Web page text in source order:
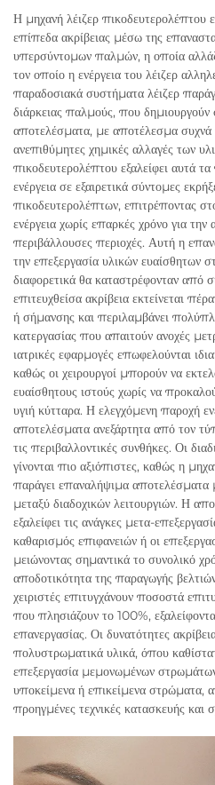
Η μηχανή λέιζερ πικοδευτερολέπτου
επίπεδα ακρίβειας μέσω της
υπερσύντομων παλμών, η οποία
τον οποίο η ενέργεια του λέιζερ
παραδοσιακά συστήματα λέιζερ
διάρκειας παλμούς, που δημιουργούν
αποτελέσματα, με αποτέλεσμα
ανεπιθύμητες χημικές αλλαγές των
πικοδευτερολέπτου εξαλείφει αυτά
ενέργεια σε εξαιρετικά σύντομες
πικοδευτερολέπτων, επιτρέποντας
ενέργεια χωρίς επαρκές χρόνο για
περιβάλλουσες περιοχές. Αυτή η
την επεξεργασία υλικών ευαίσθητων
διαφορετικά θα καταστρέφονταν από
επιτευχθείσα ακρίβεια εκτείνεται
ή σήμανσης και περιλαμβάνει
κατεργασίας που απαιτούν ανοχές
ιατρικές εφαρμογές επωφελούνται
καθώς οι χειρουργοί μπορούν να
ευαίσθητους ιστούς χωρίς να
υγιή κύτταρα. Η ελεγχόμενη παροχή
αποτελέσματα ανεξάρτητα από τον
τις περιβαλλοντικές συνθήκες. Οι
γίνονται πιο αξιόπιστες, καθώς η
παράγει επαναλήψιμα αποτελέσματα
μεταξύ διαδοχικών λειτουργιών. Η
εξαλείφει τις ανάγκες μετα-
καθαρισμός επιφανειών ή οι
μειώνοντας σημαντικά το συνολικό
αποδοτικότητα της παραγωγής
χειριστές επιτυγχάνουν ποσοστά
που πλησιάζουν το 100%,
επανεργασίας. Οι δυνατότητες
πολυστρωματικά υλικά, όπου
επεξεργασία μεμονωμένων
υποκείμενα ή επικείμενα στρώματα,
προηγμένες τεχνικές κατασκευής και